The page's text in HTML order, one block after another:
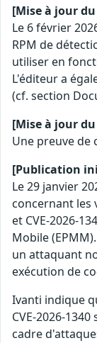
[Mise à jour
Le 6 février
RPM de
utiliser en
L'éditeur a
(cf. section
[Mise à jour
Une preuve de
[Publication
Le 29 janvier
concernant les
et CVE-2026-
Mobile
un attaquant
exécution de
Ivanti indique
CVE-2026-
cadre